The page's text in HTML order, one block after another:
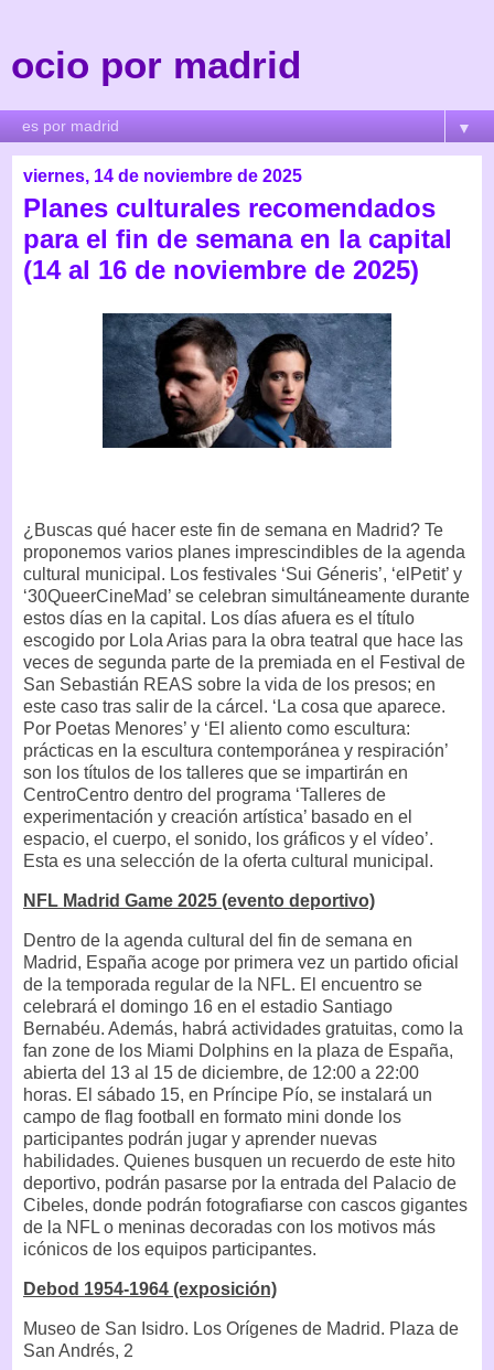
ocio por madrid
▼
viernes, 14 de noviembre de 2025
Planes culturales recomendados
para el fin de semana en la capital
(14 al 16 de noviembre de 2025)
¿Buscas qué hacer este fin de semana en Madrid? Te
proponemos varios planes imprescindibles de la agenda
cultural municipal. Los festivales ‘Sui Géneris’, ‘elPetit’ y
‘30QueerCineMad’ se celebran simultáneamente durante
estos días en la capital. Los días afuera es el título
escogido por Lola Arias para la obra teatral que hace las
veces de segunda parte de la premiada en el Festival de
San Sebastián REAS sobre la vida de los presos; en
este caso tras salir de la cárcel. ‘La cosa que aparece.
Por Poetas Menores’ y ‘El aliento como escultura:
prácticas en la escultura contemporánea y respiración’
son los títulos de los talleres que se impartirán en
CentroCentro dentro del programa ‘Talleres de
experimentación y creación artística’ basado en el
espacio, el cuerpo, el sonido, los gráficos y el vídeo’.
Esta es una selección de la oferta cultural municipal.
NFL Madrid Game 2025 (evento deportivo)
Dentro de la agenda cultural del fin de semana en
Madrid, España acoge por primera vez un partido oficial
de la temporada regular de la NFL. El encuentro se
celebrará el domingo 16 en el estadio Santiago
Bernabéu. Además, habrá actividades gratuitas, como la
fan zone de los Miami Dolphins en la plaza de España,
abierta del 13 al 15 de diciembre, de 12:00 a 22:00
horas. El sábado 15, en Príncipe Pío, se instalará un
campo de flag football en formato mini donde los
participantes podrán jugar y aprender nuevas
habilidades. Quienes busquen un recuerdo de este hito
deportivo, podrán pasarse por la entrada del Palacio de
Cibeles, donde podrán fotografiarse con cascos gigantes
de la NFL o meninas decoradas con los motivos más
icónicos de los equipos participantes.
Debod 1954-1964 (exposición)
Museo de San Isidro. Los Orígenes de Madrid. Plaza de
San Andrés, 2